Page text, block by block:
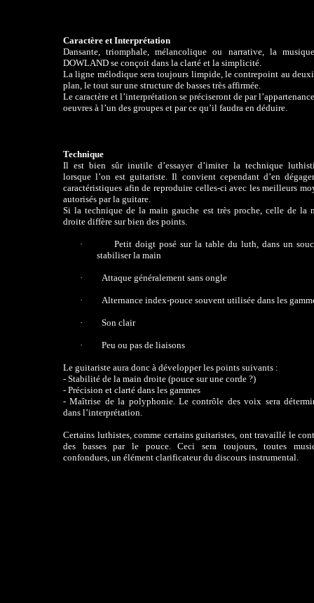
Caractère et Interprétation
Dansante, triomphale, mélancolique ou narrative, la
DOWLAND se conçoit dans la clarté et la simplicité.
La ligne mélodique sera toujours limpide, le contrepoint au
plan, le tout sur une structure de basses très affirmée.
Le caractère et l’interprétation se préciseront de par
oeuvres à l’un des groupes et par ce qu’il faudra en déduire.
Technique
Il est bien sûr inutile d’essayer d’imiter la technique
lorsque l’on est guitariste. Il convient cependant d’en
caractéristiques afin de reproduire celles-ci avec les meilleurs
autorisés par la guitare.
Si la technique de la main gauche est très proche, celle de la
droite diffère sur bien des points.
·
Petit doigt posé sur la table du luth, dans un
stabiliser la main
· Attaque généralement sans ongle
· Alternance index-pouce souvent utilisée dans les
· Son clair
· Peu ou pas de liaisons
Le guitariste aura donc à développer les points suivants :
- Stabilité de la main droite (pouce sur une corde ?)
- Précision et clarté dans les gammes
- Maîtrise de la polyphonie. Le contrôle des voix sera
dans l’interprétation.
Certains luthistes, comme certains guitaristes, ont travaillé le
des basses par le pouce. Ceci sera toujours, toutes
confondues, un élément clarificateur du discours instrumental.